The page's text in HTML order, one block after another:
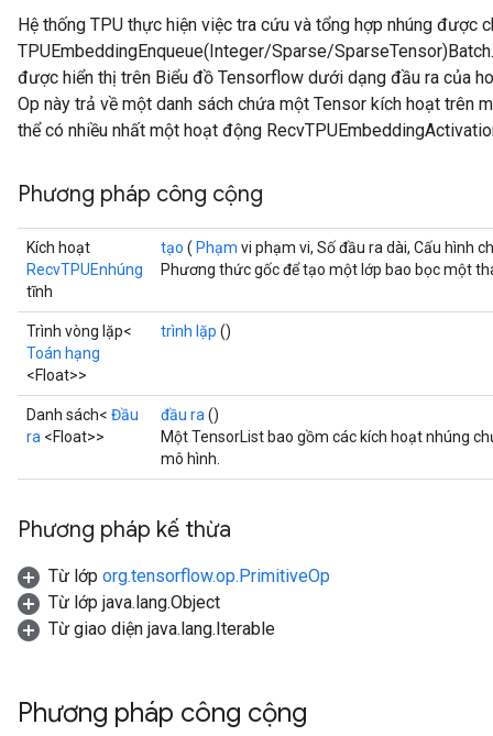
Hệ thống TPU thực hiện việc tra cứu và tổng hợp nhúng được
TPUEmbeddingEnqueue(Integer/Sparse/
được hiển thị trên Biểu đồ Tensorflow dưới dạng đầu ra của
Op này trả về một danh sách chứa một Tensor kích hoạt trên
thể có nhiều nhất một hoạt động
Phương pháp công cộng
Kích hoạt
RecvTPUEnhúng
tĩnh
tạo ( Phạm vi phạm vi, Số đầu ra dài, Cấu hình
Phương thức gốc để tạo một lớp bao bọc một
Trình vòng lặp<
Toán hạng
<Float>>
trình lặp ()
Danh sách< Đầu
ra <Float>>
đầu ra ()
Một TensorList bao gồm các kích hoạt nhúng
mô hình.
Phương pháp kế thừa
Từ lớp org.tensorflow.op.PrimitiveOp
Từ lớp java.lang.Object
Từ giao diện java.lang.Iterable
Phương pháp công cộng